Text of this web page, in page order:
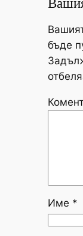
бъде
Име *